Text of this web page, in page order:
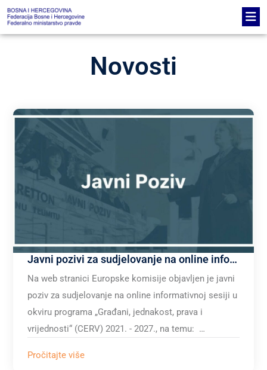
Novosti
Javni pozivi za sudjelovanje na online informativnoj sesiji u okviru programa „Građani, jednakost, prava i vrijednosti“, (CERV) 2021. – 2027.
Na web stranici Europske komisije objavljen je javni
poziv za sudjelovanje na online informativnoj sesiji u
okviru programa „Građani, jednakost, prava i
vrijednosti“ (CERV) 2021. - 2027., na temu: …
Pročitajte više